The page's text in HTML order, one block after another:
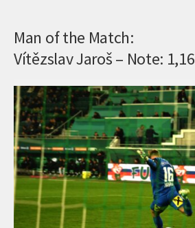
Man of the Match:
Vítězslav Jaroš – Note: 1,16